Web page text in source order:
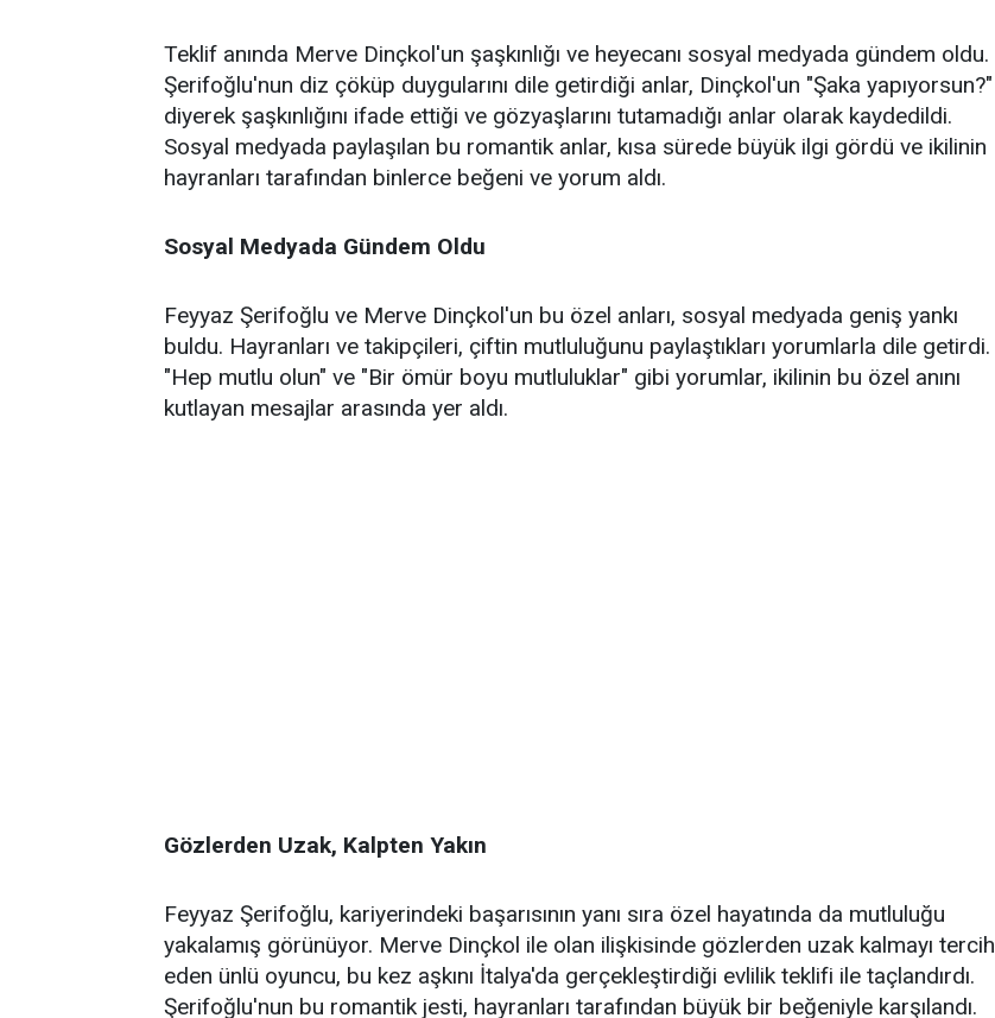
Teklif anında Merve Dinçkol'un şaşkınlığı ve heyecanı sosyal medyada gündem oldu.
Şerifoğlu'nun diz çöküp duygularını dile getirdiği anlar, Dinçkol'un "Şaka yapıyorsun?"
diyerek şaşkınlığını ifade ettiği ve gözyaşlarını tutamadığı anlar olarak kaydedildi.
Sosyal medyada paylaşılan bu romantik anlar, kısa sürede büyük ilgi gördü ve ikilinin
hayranları tarafından binlerce beğeni ve yorum aldı.
Sosyal Medyada Gündem Oldu
Feyyaz Şerifoğlu ve Merve Dinçkol'un bu özel anları, sosyal medyada geniş yankı
buldu. Hayranları ve takipçileri, çiftin mutluluğunu paylaştıkları yorumlarla dile getirdi.
"Hep mutlu olun" ve "Bir ömür boyu mutluluklar" gibi yorumlar, ikilinin bu özel anını
kutlayan mesajlar arasında yer aldı.
Gözlerden Uzak, Kalpten Yakın
Feyyaz Şerifoğlu, kariyerindeki başarısının yanı sıra özel hayatında da mutluluğu
yakalamış görünüyor. Merve Dinçkol ile olan ilişkisinde gözlerden uzak kalmayı tercih
eden ünlü oyuncu, bu kez aşkını İtalya'da gerçekleştirdiği evlilik teklifi ile taçlandırdı.
Şerifoğlu'nun bu romantik jesti, hayranları tarafından büyük bir beğeniyle karşılandı.